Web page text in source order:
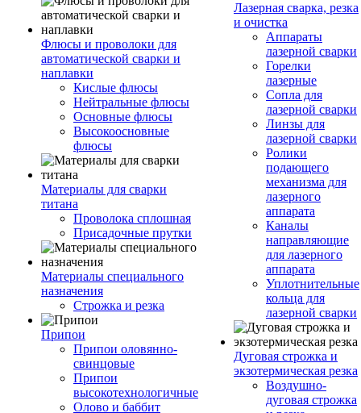
Флюсы и проволоки для
автоматической сварки и
наплавки
Кислые флюсы
Нейтральные флюсы
Основные флюсы
Высокоосновные
флюсы
Материалы для сварки
титана
Проволока сплошная
Присадочные прутки
Материалы специального
назначения
Строжка и резка
Припои
Припои оловянно-
свинцовые
Припои
высокотехнологичные
Олово и баббит
Лазерная сварка, резка
и очистка
Аппараты
лазерной сварки
Горелки
лазерные
Сопла для
лазерной сварки
Линзы для
лазерной сварки
Ролики
подающего
механизма для
лазерного
аппарата
Каналы
направляющие
для лазерного
аппарата
Уплотнительные
кольца для
лазерной сварки
Дуговая строжка и
экзотермическая резка
Воздушно-
дуговая строжка